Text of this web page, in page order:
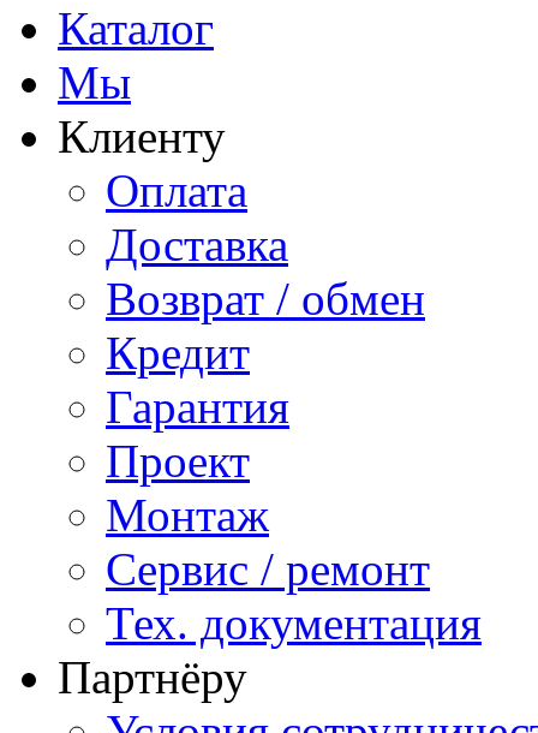
Каталог
Мы
Клиенту
Оплата
Доставка
Возврат / обмен
Кредит
Гарантия
Проект
Монтаж
Сервис / ремонт
Тех. документация
Партнёру